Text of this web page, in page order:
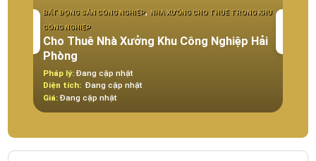
BẤT ĐỘNG SẢN CÔNG NGHIỆP, NHÀ XƯỞNG CHO THUÊ TRONG KHU
CÔNG NGHIỆP
Cho Thuê Nhà Xưởng Khu Công Nghiệp Hải
Phòng
Pháp lý: Đang cập nhật
Diện tích: Đang cập nhật
Giá: Đang cập nhật